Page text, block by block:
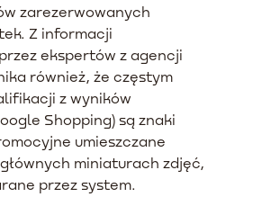
zarezerwowanych
Z informacji
ekspertów z agencji
również, że częstym
z wyników
Shopping) są znaki
umieszczane
miniaturach zdjęć,
przez system.